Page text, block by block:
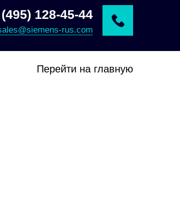
128-45-44
rus.com
Перейти на главную